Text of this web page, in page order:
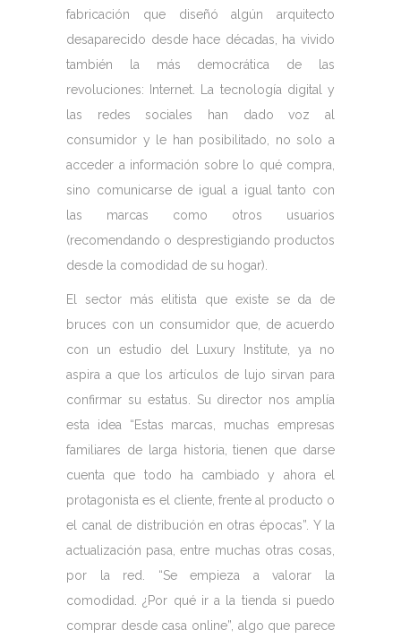
fabricación que diseñó algún arquitecto
desaparecido desde hace décadas, ha vivido
también la más democrática de las
revoluciones: Internet. La tecnología digital y
las redes sociales han dado voz al
consumidor y le han posibilitado, no solo a
acceder a información sobre lo qué compra,
sino comunicarse de igual a igual tanto con
las marcas como otros usuarios
(recomendando o desprestigiando productos
desde la comodidad de su hogar).
El sector más elitista que existe se da de
bruces con un consumidor que, de acuerdo
con un estudio del Luxury Institute, ya no
aspira a que los artículos de lujo sirvan para
confirmar su estatus. Su director nos amplía
esta idea “Estas marcas, muchas empresas
familiares de larga historia, tienen que darse
cuenta que todo ha cambiado y ahora el
protagonista es el cliente, frente al producto o
el canal de distribución en otras épocas”. Y la
actualización pasa, entre muchas otras cosas,
por la red. “Se empieza a valorar la
comodidad. ¿Por qué ir a la tienda si puedo
comprar desde casa online”, algo que parece